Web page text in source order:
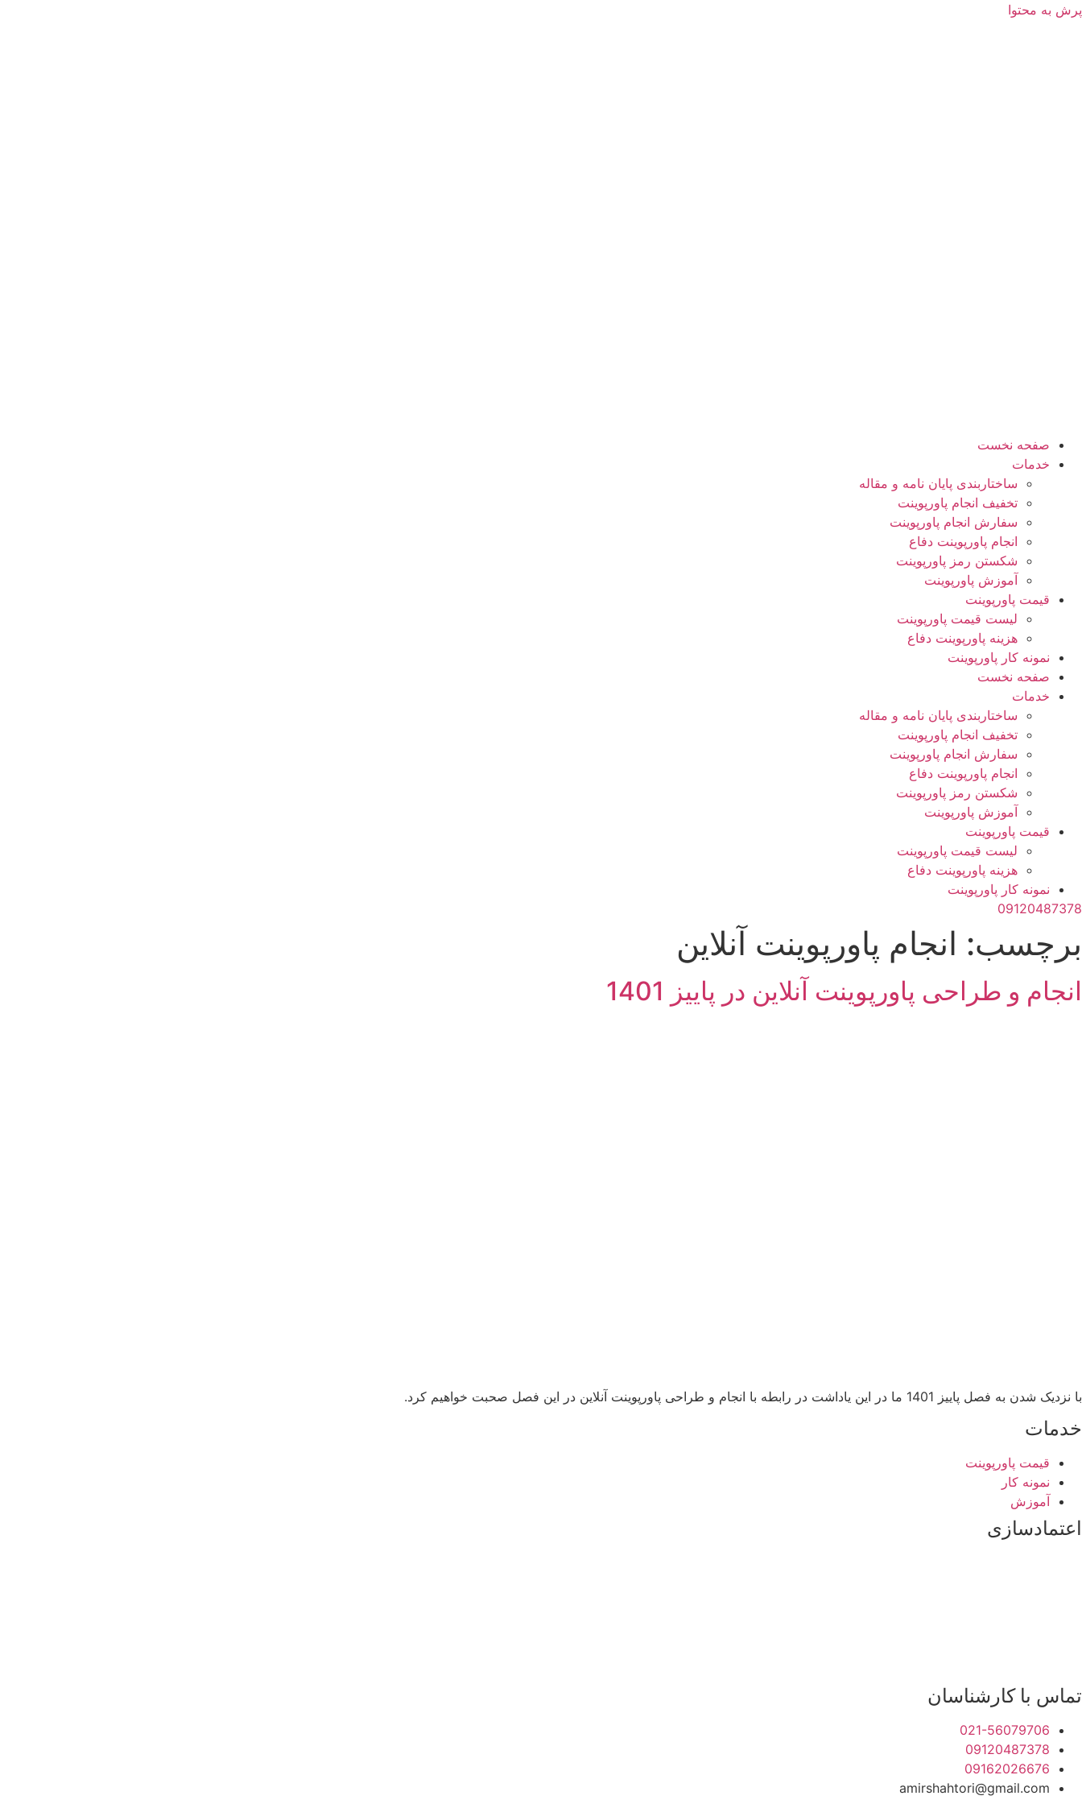
پرش به محتوا
صفحه نخست
خدمات
ساختاربندی پایان نامه و مقاله
تخفیف انجام پاورپوینت
سفارش انجام پاورپوینت
انجام پاورپوینت دفاع
شکستن رمز پاورپوینت
آموزش پاورپوینت
قیمت پاورپوینت
لیست قیمت پاورپوینت
هزینه پاورپوینت دفاع
نمونه کار پاورپوینت
صفحه نخست
خدمات
ساختاربندی پایان نامه و مقاله
تخفیف انجام پاورپوینت
سفارش انجام پاورپوینت
انجام پاورپوینت دفاع
شکستن رمز پاورپوینت
آموزش پاورپوینت
قیمت پاورپوینت
لیست قیمت پاورپوینت
هزینه پاورپوینت دفاع
نمونه کار پاورپوینت
09120487378
برچسب: انجام پاورپوینت آنلاین
انجام و طراحی پاورپوینت آنلاین در پاییز 1401
با نزدیک شدن به فصل پاییز 1401 ما در این یاداشت در رابطه با انجام و طراحی پاورپوینت آنلاین در این فصل صحبت خواهیم کرد.
خدمات
قیمت پاورپوینت
نمونه کار
آموزش
اعتمادسازی
تماس با کارشناسان
021-56079706
09120487378
09162026676
amirshahtori@gmail.com